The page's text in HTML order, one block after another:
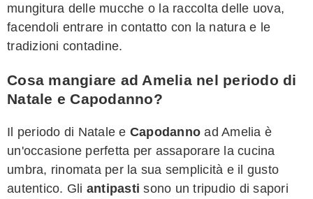
mungitura delle mucche o la raccolta delle uova,
facendoli entrare in contatto con la natura e le
tradizioni contadine.
Cosa mangiare ad Amelia nel periodo di
Natale e Capodanno?
Il periodo di Natale e Capodanno ad Amelia è
un'occasione perfetta per assaporare la cucina
umbra, rinomata per la sua semplicità e il gusto
autentico. Gli antipasti sono un tripudio di sapori